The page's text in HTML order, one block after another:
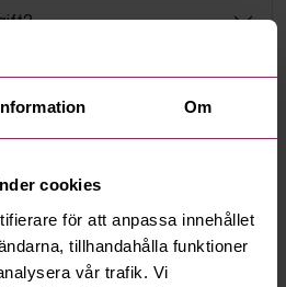
Om
cookies
för att anpassa innehållet
tillhandahålla funktioner
vår trafik. Vi